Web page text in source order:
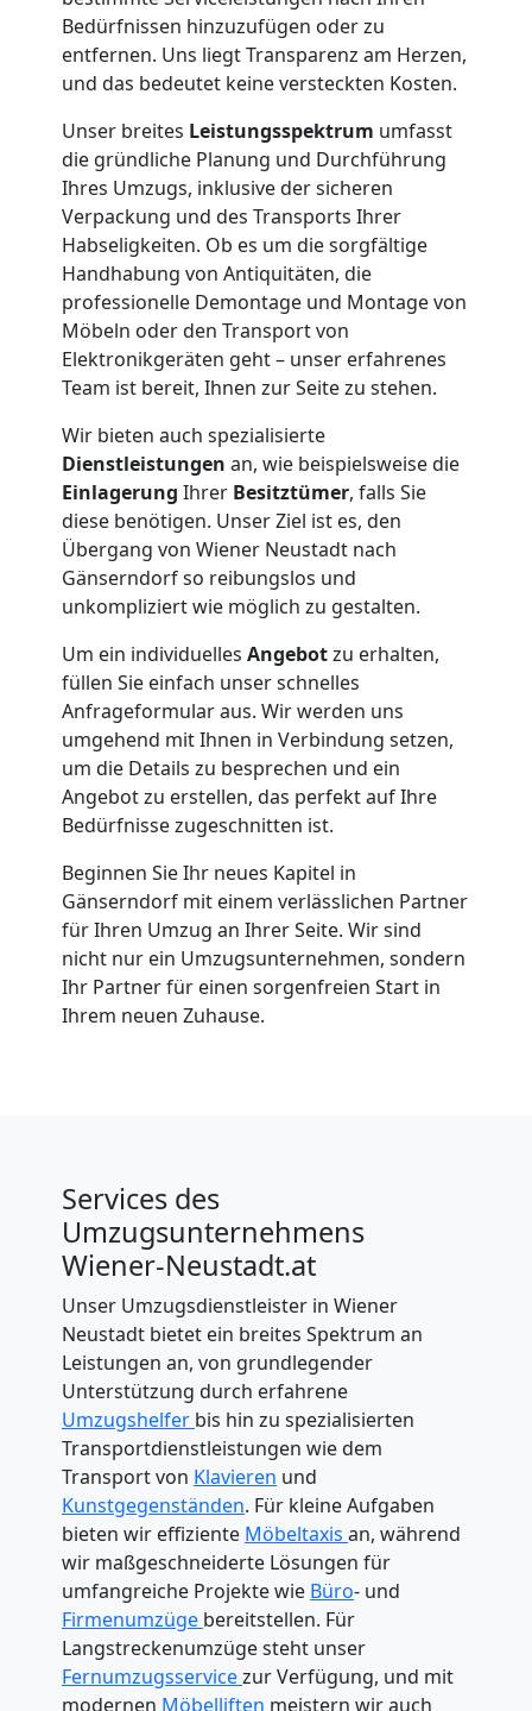
Bedürfnissen hinzuzufügen oder zu
entfernen. Uns liegt Transparenz am Herzen,
und das bedeutet keine versteckten Kosten.
Unser breites Leistungsspektrum umfasst
die gründliche Planung und Durchführung
Ihres Umzugs, inklusive der sicheren
Verpackung und des Transports Ihrer
Habseligkeiten. Ob es um die sorgfältige
Handhabung von Antiquitäten, die
professionelle Demontage und Montage von
Möbeln oder den Transport von
Elektronikgeräten geht – unser erfahrenes
Team ist bereit, Ihnen zur Seite zu stehen.
Wir bieten auch spezialisierte
Dienstleistungen an, wie beispielsweise die
Einlagerung Ihrer Besitztümer, falls Sie
diese benötigen. Unser Ziel ist es, den
Übergang von Wiener Neustadt nach
Gänserndorf so reibungslos und
unkompliziert wie möglich zu gestalten.
Um ein individuelles Angebotzu erhalten,
füllen Sie einfach unser schnelles
Anfrageformular aus. Wir werden uns
umgehend mit Ihnen in Verbindung setzen,
um die Details zu besprechen und ein
Angebot zu erstellen, das perfekt auf Ihre
Bedürfnisse zugeschnitten ist.
Beginnen Sie Ihr neues Kapitel in
Gänserndorf mit einem verlässlichen Partner
für Ihren Umzug an Ihrer Seite. Wir sind
nicht nur ein Umzugsunternehmen, sondern
Ihr Partner für einen sorgenfreien Start in
Ihrem neuen Zuhause.
Services des
Umzugsunternehmens
Wiener-Neustadt.at
Unser Umzugsdienstleister in Wiener
Neustadt bietet ein breites Spektrum an
Leistungen an, von grundlegender
Unterstützung durch erfahrene
Umzugshelfer bis hin zu spezialisierten
Transportdienstleistungen wie dem
Transport von Klavieren und
Kunstgegenständen. Für kleine Aufgaben
bieten wir effiziente Möbeltaxis an, während
wir maßgeschneiderte Lösungen für
umfangreiche Projekte wie Büro- und
Firmenumzüge bereitstellen. Für
Langstreckenumzüge steht unser
Fernumzugsservicezur Verfügung, und mit
modernen Möbelliften meistern wir auch
International
Beiladung
National
Beiladung
International
Internationaler
Umzug
Nationaler
Umzug